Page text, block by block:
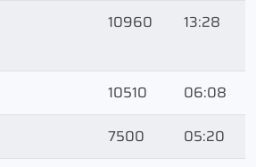
10960 13:28
10510
06:08
7500
05:20